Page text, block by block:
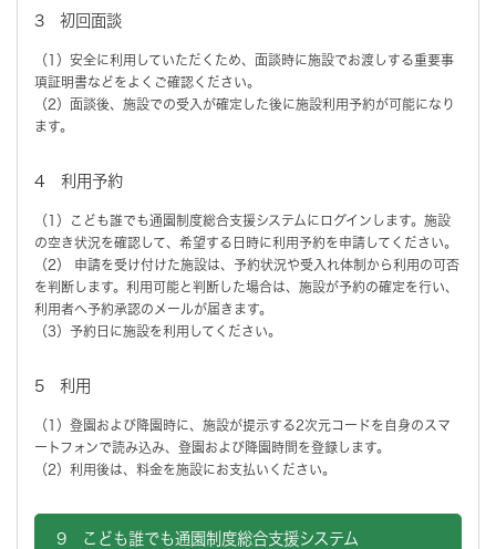
3 初回面談
（1）安全に利用していただくため、面談時に施設でお渡しする重要事
項証明書などをよくご確認ください。
（2）面談後、施設での受入が確定した後に施設利用予約が可能になり
ます。
4 利用予約
（1）こども誰でも通園制度総合支援システムにログインします。施設
の空き状況を確認して、希望する日時に利用予約を申請してください。
（2） 申請を受け付けた施設は、予約状況や受入れ体制から利用の可否
を判断します。利用可能と判断した場合は、施設が予約の確定を行い、
利用者へ予約承認のメールが届きます。
（3）予約日に施設を利用してください。
5 利用
（1）登園および降園時に、施設が提示する2次元コードを自身のスマ
ートフォンで読み込み、登園および降園時間を登録します。
（2）利用後は、料金を施設にお支払いください。
9 こども誰でも通園制度総合支援システム